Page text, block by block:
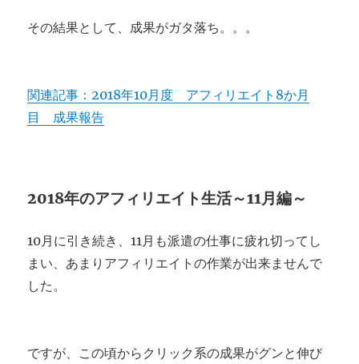
その結果として、成果がガタ落ち。。。
関連記事：2018年10月度 アフィリエイト8か月
目 成果報告
2018年のアフィリエイト生活～11月編～
10月に引き続き、11月も派遣の仕事に疲れ切ってし
まい、あまりアフィリエイトの作業が出来ませんで
した。
ですが、この頃からクリック系の成果がグンと伸び